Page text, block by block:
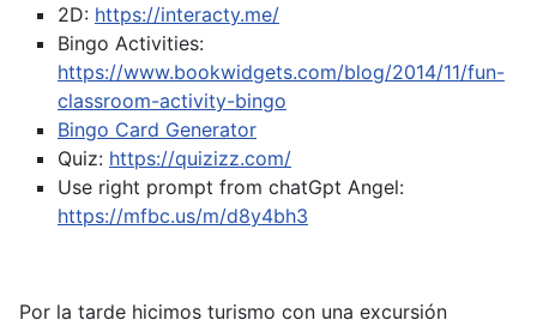
2D: https://interacty.me/
Bingo Activities:
https://www.bookwidgets.com/blog/2014/11/fun-
classroom-activity-bingo
Bingo Card Generator
Quiz: https://quizizz.com/
Use right prompt from chatGpt Angel:
https://mfbc.us/m/d8y4bh3
Por la tarde hicimos turismo con una excursión